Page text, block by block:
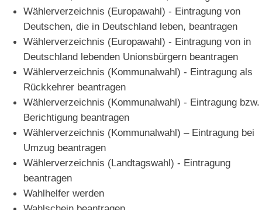
Wählerverzeichnis (Europawahl) - Eintragung von
Deutschen, die in Deutschland leben, beantragen
Wählerverzeichnis (Europawahl) - Eintragung von in
Deutschland lebenden Unionsbürgern beantragen
Wählerverzeichnis (Kommunalwahl) - Eintragung als
Rückkehrer beantragen
Wählerverzeichnis (Kommunalwahl) - Eintragung bzw.
Berichtigung beantragen
Wählerverzeichnis (Kommunalwahl) – Eintragung bei
Umzug beantragen
Wählerverzeichnis (Landtagswahl) - Eintragung
beantragen
Wahlhelfer werden